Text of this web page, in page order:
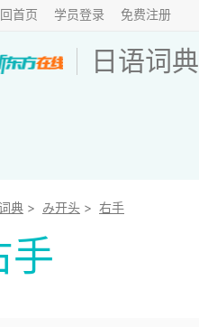
首页 学员登录 免费注册
日语词典
典 > み开头 > 右手
手